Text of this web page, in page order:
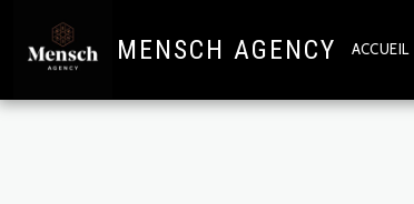
MENSCH AGENCY ACCUEIL